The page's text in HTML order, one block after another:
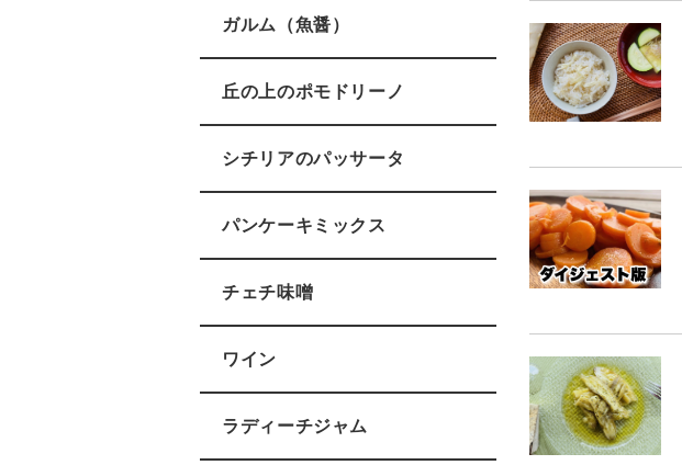
ガルム（魚醤）
丘の上のポモドリーノ
シチリアのパッサータ
パンケーキミックス
チェチ味噌
ワイン
ラディーチジャム